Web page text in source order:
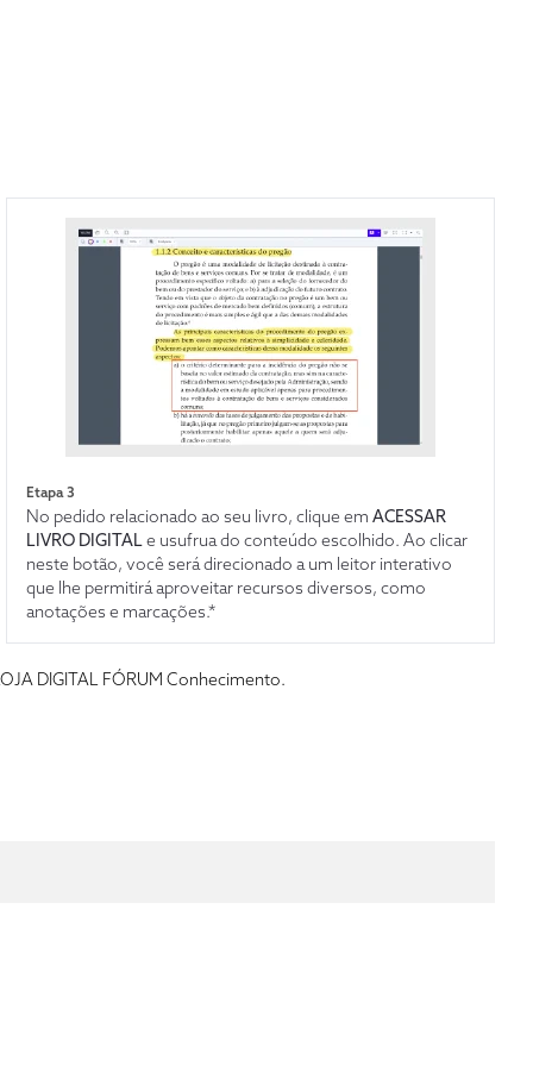
Etapa 3
No pedido relacionado ao seu livro, clique emACESSAR
LIVRO DIGITALe usufrua do conteúdo escolhido. Ao clicar
neste botão, você será direcionado a um leitor interativo
que lhe permitirá aproveitar recursos diversos, como
anotações e marcações.*
DIGITAL FÓRUM Conhecimento.